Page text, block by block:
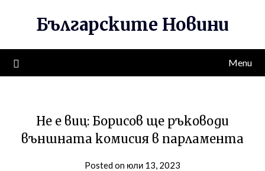
Българските Новини
Menu
Не е виц: Борисов ще ръководи
външната комисия в парламента
Posted on юли 13, 2023